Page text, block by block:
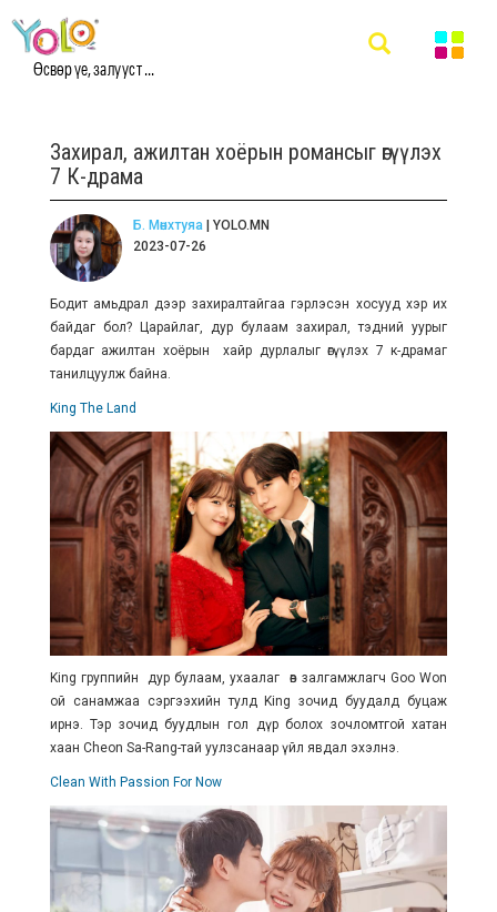
Өсвөр үе, залууст ...
Захирал, ажилтан хоёрын романсыг өгүүлэх
7 К-драма
Б. Мөнхтуяа| YOLO.MN
2023-07-26
Бодит амьдрал дээр захиралтайгаа гэрлэсэн хосууд хэр их
байдаг бол? Царайлаг, дур булаам захирал, тэдний уурыг
бардаг ажилтан хоёрын хайр дурлалыг өгүүлэх 7 к-драмаг
танилцуулж байна.
King The Land
King группийн дур булаам, ухаалаг өв залгамжлагч Goo Won
ой санамжаа сэргээхийн тулд King зочид буудалд буцаж
ирнэ. Тэр зочид буудлын гол дүр болох зочломтгой хатан
хаан Cheon Sa-Rang-тай уулзсанаар үйл явдал эхэлнэ.
Clean With Passion For Now